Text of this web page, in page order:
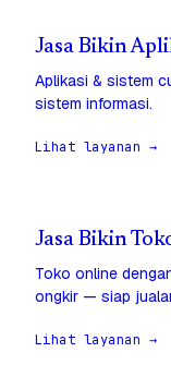
Jasa Bikin
Aplikasi & sistem
sistem informasi.
Lihat layanan →
Jasa Bikin
Toko online
ongkir — siap
Lihat layanan →